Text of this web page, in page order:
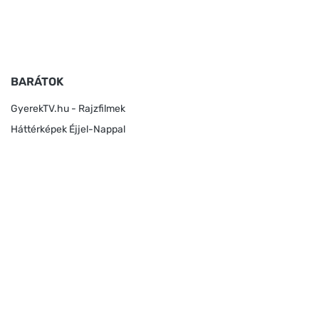
BARÁTOK
GyerekTV.hu - Rajzfilmek
Háttérképek Éjjel-Nappal